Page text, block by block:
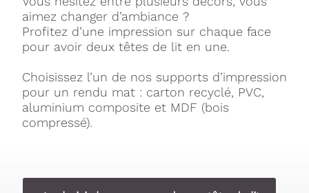
aimez changer d’ambiance ?
Profitez d’une impression sur chaque face
pour avoir deux têtes de lit en une.
Choisissez l’un de nos supports d’impression
pour un rendu mat : carton recyclé, PVC,
aluminium composite et MDF (bois
compressé).